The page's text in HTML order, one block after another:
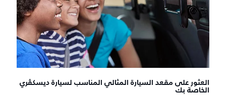
العثور على مقعد السيارة المثالي المناسب لسيارة ديسكڤري
الخاصة بك